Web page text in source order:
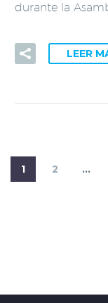
durante la
LEER
1 2 …